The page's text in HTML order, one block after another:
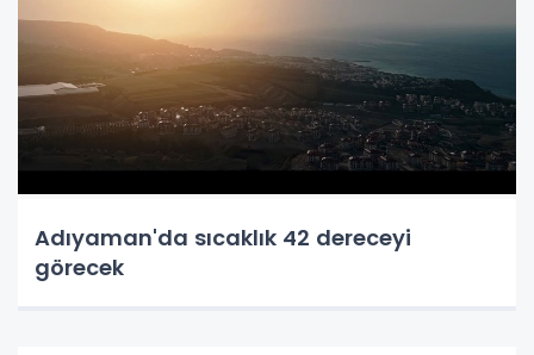
Adıyaman'da sıcaklık 42 dereceyi
görecek